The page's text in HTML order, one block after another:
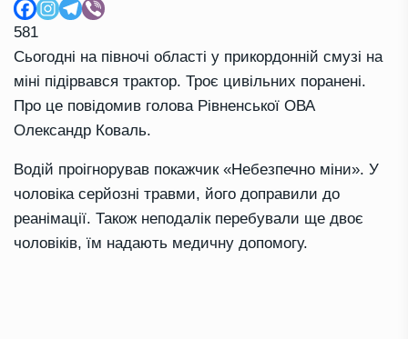
581
Сьогодні на півночі області у прикордонній смузі на
міні підірвався трактор. Троє цивільних поранені.
Про це повідомив голова Рівненської ОВА
Олександр Коваль.
Водій проігнорував покажчик «Небезпечно міни». У
чоловіка серйозні травми, його доправили до
реанімації. Також неподалік перебували ще двоє
чоловіків, їм надають медичну допомогу.